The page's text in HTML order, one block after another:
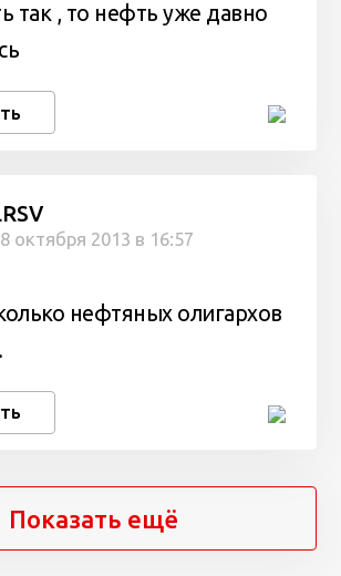
так , то нефть уже давно
октября 2013 в 16:57
нефтяных олигархов
Показать ещё